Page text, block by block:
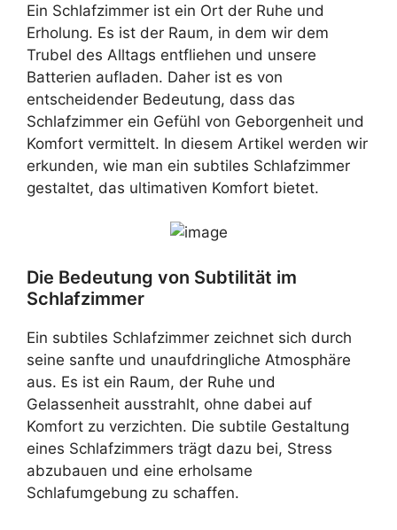
Ein Schlafzimmer ist ein Ort der Ruhe und
Erholung. Es ist der Raum, in dem wir dem
Trubel des Alltags entfliehen und unsere
Batterien aufladen. Daher ist es von
entscheidender Bedeutung, dass das
Schlafzimmer ein Gefühl von Geborgenheit und
Komfort vermittelt. In diesem Artikel werden wir
erkunden, wie man ein subtiles Schlafzimmer
gestaltet, das ultimativen Komfort bietet.
Die Bedeutung von Subtilität im
Schlafzimmer
Ein subtiles Schlafzimmer zeichnet sich durch
seine sanfte und unaufdringliche Atmosphäre
aus. Es ist ein Raum, der Ruhe und
Gelassenheit ausstrahlt, ohne dabei auf
Komfort zu verzichten. Die subtile Gestaltung
eines Schlafzimmers trägt dazu bei, Stress
abzubauen und eine erholsame
Schlafumgebung zu schaffen.